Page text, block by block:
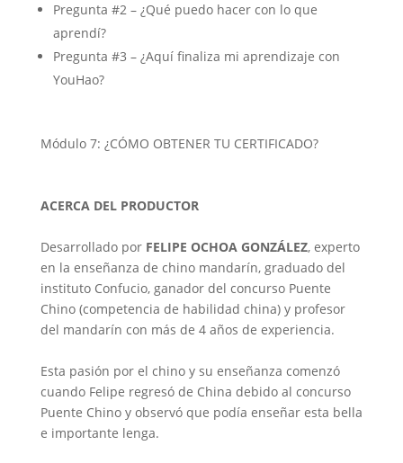
Pregunta #2 – ¿Qué puedo hacer con lo que
aprendí?
Pregunta #3 – ¿Aquí finaliza mi aprendizaje con
YouHao?
Módulo 7: ¿CÓMO OBTENER TU CERTIFICADO?
ACERCA DEL PRODUCTOR
Desarrollado por FELIPE OCHOA GONZÁLEZ, experto
en la enseñanza de chino mandarín, graduado del
instituto Confucio, ganador del concurso Puente
Chino (competencia de habilidad china) y profesor
del mandarín con más de 4 años de experiencia.
Esta pasión por el chino y su enseñanza comenzó
cuando Felipe regresó de China debido al concurso
Puente Chino y observó que podía enseñar esta bella
e importante lenga.